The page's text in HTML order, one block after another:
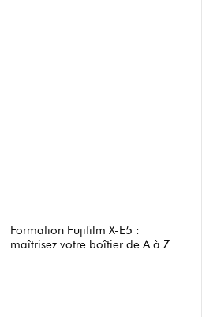
Formation Fujifilm X-E5 :
maîtrisez votre boîtier de A à Z